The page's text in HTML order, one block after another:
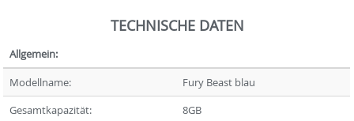
TECHNISCHE DATEN
Allgemein:
Modellname:
Fury Beast blau
Gesamtkapazität:
8GB